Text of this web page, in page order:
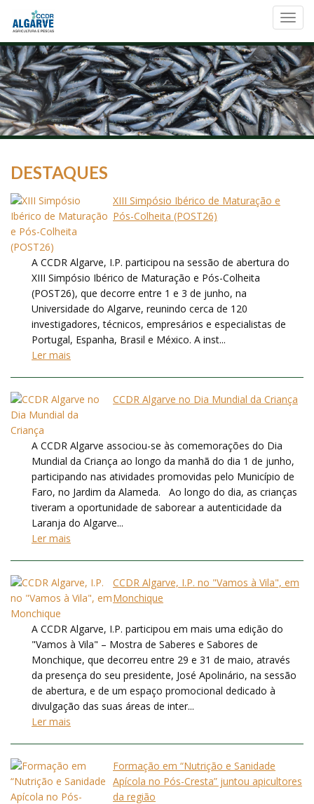
DESTAQUES
XIII Simpósio Ibérico de Maturação e
Pós-Colheita (POST26)
A CCDR Algarve, I.P. participou na sessão de abertura do
XIII Simpósio Ibérico de Maturação e Pós-Colheita
(POST26), que decorre entre 1 e 3 de junho, na
Universidade do Algarve, reunindo cerca de 120
investigadores, técnicos, empresários e especialistas de
Portugal, Espanha, Brasil e México. A inst...
Ler mais
CCDR Algarve no Dia Mundial da Criança
A CCDR Algarve associou-se às comemorações do Dia
Mundial da Criança ao longo da manhã do dia 1 de junho,
participando nas atividades promovidas pelo Município de
Faro, no Jardim da Alameda. Ao longo do dia, as crianças
tiveram a oportunidade de saborear a autenticidade da
Laranja do Algarve...
Ler mais
CCDR Algarve, I.P. no "Vamos à Vila", em
Monchique
A CCDR Algarve, I.P. participou em mais uma edição do
"Vamos à Vila" – Mostra de Saberes e Sabores de
Monchique, que decorreu entre 29 e 31 de maio, através
da presença do seu presidente, José Apolinário, na sessão
de abertura, e de um espaço promocional dedicado à
divulgação das suas áreas de inter...
Ler mais
Formação em “Nutrição e Sanidade
Apícola no Pós-Cresta” juntou apicultores
da região